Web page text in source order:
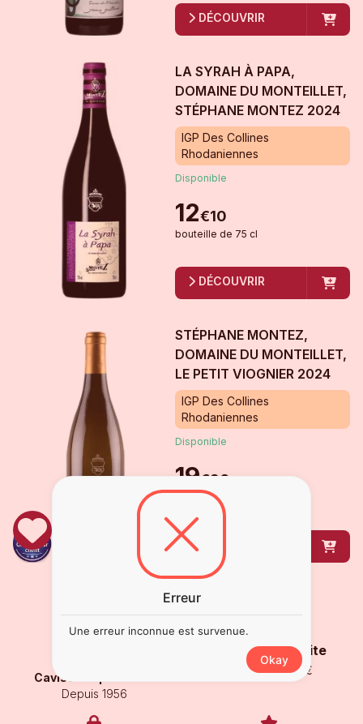
DÉCOUVRIR
LA SYRAH À PAPA,
DOMAINE DU MONTEILLET,
STÉPHANE MONTEZ 2024
IGP Des Collines
Rhodaniennes
Disponible
12€10
bouteille de 75 cl
DÉCOUVRIR
STÉPHANE MONTEZ,
DOMAINE DU MONTEILLET,
LE PETIT VIOGNIER 2024
IGP Des Collines
Rhodaniennes
Disponible
19€90
bouteillede
Caviste de proximité
Depuis 1956
Livraison gratuite
À partir de 250€
Erreur
Une erreur inconnue est survenue.
Okay